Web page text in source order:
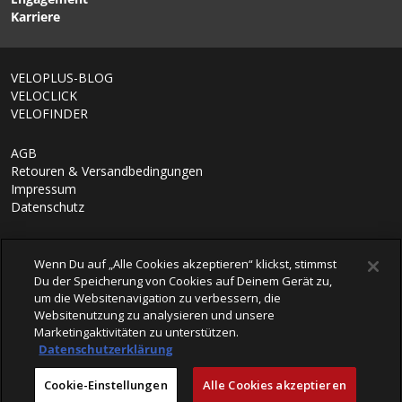
Karriere
VELOPLUS-BLOG
VELOCLICK
VELOFINDER
AGB
Retouren & Versandbedingungen
Impressum
Datenschutz
powered by polynorm
Wenn Du auf „Alle Cookies akzeptieren“ klickst, stimmst
Du der Speicherung von Cookies auf Deinem Gerät zu,
um die Websitenavigation zu verbessern, die
Websitenutzung zu analysieren und unsere
Marketingaktivitäten zu unterstützen.
Datenschutzerklärung
Cookie-Einstellungen Alle Cookies akzeptieren